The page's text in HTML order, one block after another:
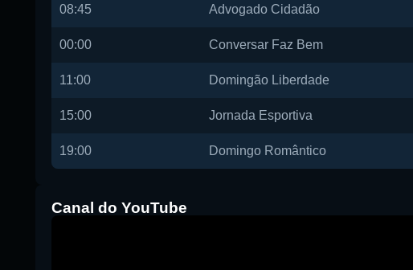
08:45 Advogado Cidadão
00:00 Conversar Faz Bem
11:00 Domingão Liberdade
15:00 Jornada Esportiva
19:00 Domingo Romântico
Canal do YouTube